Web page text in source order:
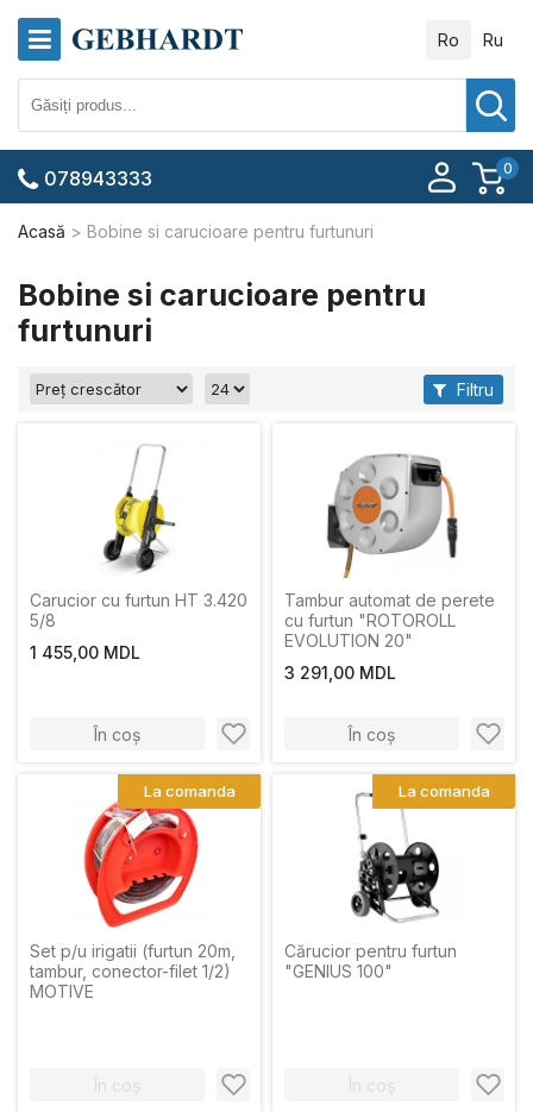
Ro Ru
0
078943333
Acasă Bobine si carucioare pentru furtunuri
Bobine si carucioare pentru
furtunuri
Filtru
Carucior cu furtun HT 3.420
5/8
1 455,00 MDL
În coș
Tambur automat de perete
cu furtun "ROTOROLL
EVOLUTION 20"
3 291,00 MDL
În coș
Set p/u irigatii (furtun 20m,
tambur, conector-filet 1/2)
MOTIVE
În coș
La comanda
Cărucior pentru furtun
"GENIUS 100"
În coș
La comanda